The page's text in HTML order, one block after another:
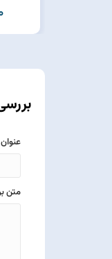
متن